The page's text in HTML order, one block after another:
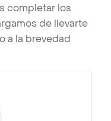
completar los
de llevarte
a la brevedad